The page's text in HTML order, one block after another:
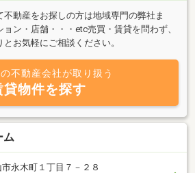
動産をお探しの方は地域専門の弊社ま
ン・店舗・・・etc売買・賃貸を問わず、
お気軽にご相談ください。
不動産会社が取り扱う
貸物件を探す
ム
永木町１丁目７－２８